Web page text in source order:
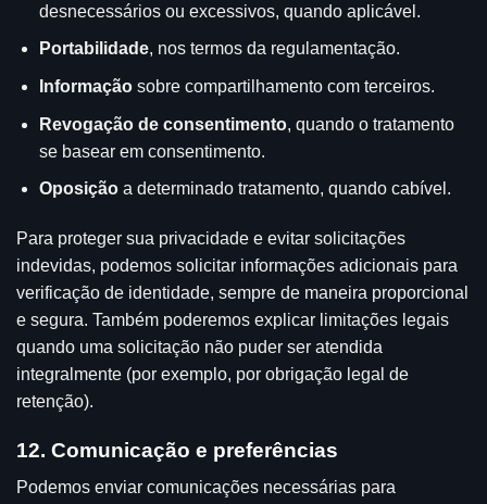
desnecessários ou excessivos, quando aplicável.
Portabilidade, nos termos da regulamentação.
Informaçãosobre compartilhamento com terceiros.
Revogação de consentimento, quando o tratamento
se basear em consentimento.
Oposiçãoa determinado tratamento, quando cabível.
Para proteger sua privacidade e evitar solicitações
indevidas, podemos solicitar informações adicionais para
verificação de identidade, sempre de maneira proporcional
e segura. Também poderemos explicar limitações legais
quando uma solicitação não puder ser atendida
integralmente (por exemplo, por obrigação legal de
retenção).
12. Comunicação e preferências
Podemos enviar comunicações necessárias para